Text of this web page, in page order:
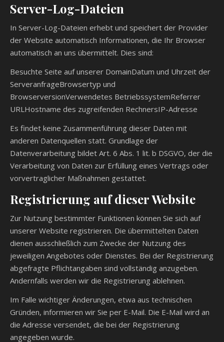
Server-Log-Dateien
In Server-Log-Dateien erhebt und speichert der Provider
der Website automatisch Informationen, die Ihr Browser
automatisch an uns übermittelt. Dies sind:
Besuchte Seite auf unserer DomainDatum und Uhrzeit der
ServeranfrageBrowsertyp und
BrowserversionVerwendetes BetriebssystemReferrer
URLHostname des zugreifenden RechnersIP-Adresse
Es findet keine Zusammenführung dieser Daten mit
anderen Datenquellen statt. Grundlage der
Datenverarbeitung bildet Art. 6 Abs. 1 lit. b DSGVO, der die
Verarbeitung von Daten zur Erfüllung eines Vertrags oder
vorvertraglicher Maßnahmen gestattet.
Registrierung auf dieser Website
Zur Nutzung bestimmter Funktionen können Sie sich auf
unserer Website registrieren. Die übermittelten Daten
dienen ausschließlich zum Zwecke der Nutzung des
jeweiligen Angebotes oder Dienstes. Bei der Registrierung
abgefragte Pflichtangaben sind vollständig anzugeben.
Andernfalls werden wir die Registrierung ablehnen.
Im Falle wichtiger Änderungen, etwa aus technischen
Gründen, informieren wir Sie per E-Mail. Die E-Mail wird an
die Adresse versendet, die bei der Registrierung
angegeben wurde.